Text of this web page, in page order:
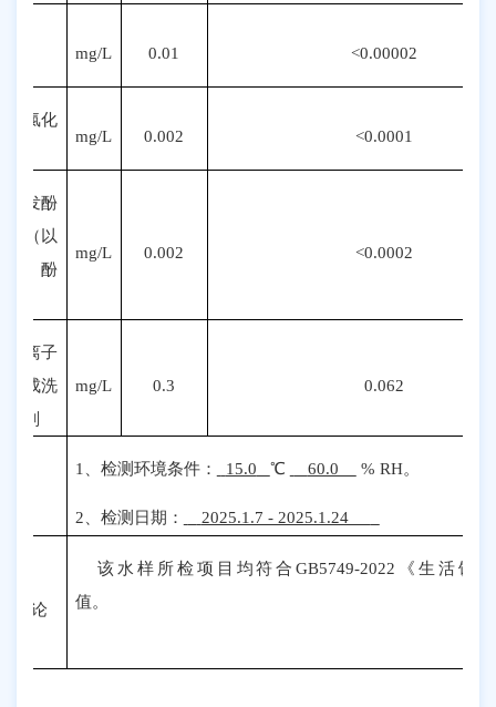
mg/L 0.01 <0.00002
四氯化
mg/L 0.002 <0.0001
挥发酚
（以
苯酚
mg/L 0.002 <0.0002
阴离子
合成洗
涤剂
mg/L 0.3 0.062
1 、检测环境条件： 15.0 ℃ 60.0 % RH。
2、检测日期： 2025.1.7 - 2025.1.24
结论
该水样所检项目均符合GB5749-2022 《生活饮
值。